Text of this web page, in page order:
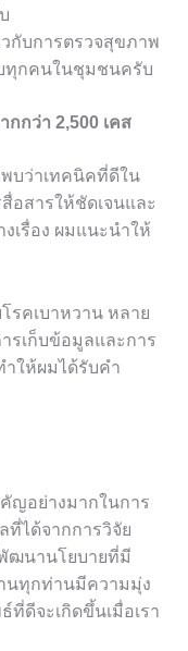
กับการตรวจสุขภาพ
ทุกคนในชุมชนครับ
กว่า 2,500 เคส
บว่าเทคนิคที่ดีใน
อสารให้ชัดเจนและ
เรื่อง ผมแนะนำให้
รคเบาหวาน หลาย
รเก็บข้อมูลและการ
ำให้ผมได้รับคำ
ญอย่างมากในการ
ได้จากการวิจัย
ฒนานโยบายที่มี
นทุกท่านมีความมุ่ง
ดีจะเกิดขึ้นเมื่อเรา